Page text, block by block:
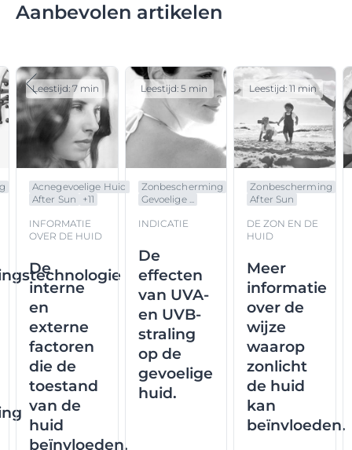
Aanbevolen artikelen
Acnegevoelige Huid
After Sun
+11
INFORMATIE
OVER DE HUID
De
interne
en
externe
factoren
die de
toestand
van de
huid
beïnvloeden.
Leestijd: 7 min
Zonbescherming
Gevoelige ...
INDICATIE
De
effecten
van UVA-
en UVB-
straling
op de
gevoelige
huid.
Leestijd: 5 min
Zonbescherming
After Sun
DE ZON EN DE
HUID
Meer
informatie
over de
wijze
waarop
zonlicht
de huid
kan
beïnvloeden.
Leestijd: 11 min